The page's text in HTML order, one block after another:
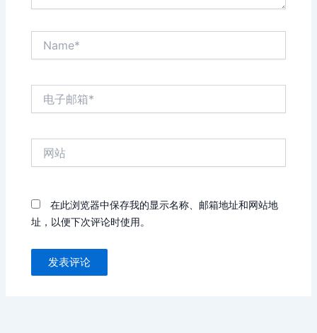
在此浏览器中保存我的显示名称、邮箱地址和网站地
址，以便下次评论时使用。